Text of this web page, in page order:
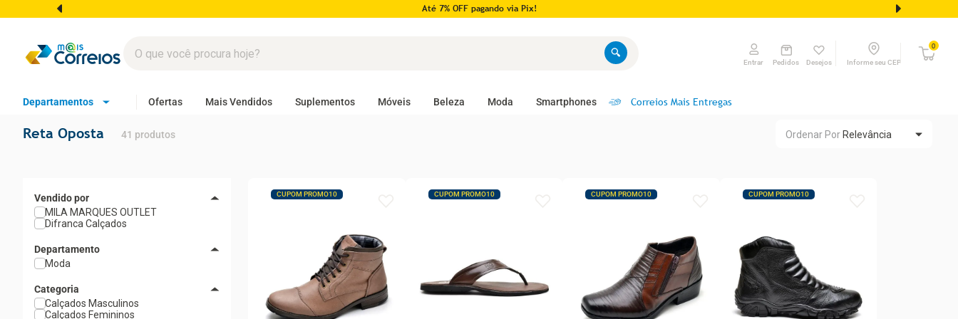
Pague em até 10x no cartão!
Entrar Pedidos Desejos Informe seu CEP
0
Departamentos Ofertas Mais Vendidos Suplementos Móveis Beleza Moda Smartphones Correios Mais Entregas
Reta Oposta 41 produtos Ordenar Por Relevância
MILA MARQUES OUTLET
Difranca Calçados
Departamento
Moda
Categoria
Calçados Masculinos
Calçados Femininos
CUPOM PROMO10 CUPOM PROMO10 CUPOM PROMO10 CUPOM PROMO10